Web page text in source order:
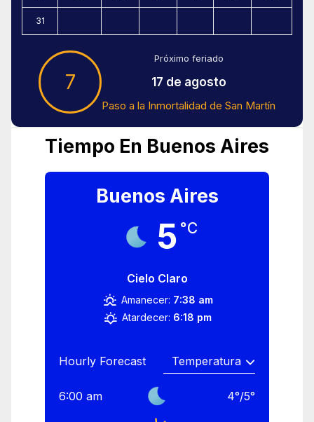
31
7
Próximo feriado
17 de agosto
Paso a la Inmortalidad de San Martín
Tiempo En Buenos Aires
Buenos Aires
5 °C
Cielo Claro
Amanecer: 7:38 am
Atardecer: 6:18 pm
Hourly Forecast
6:00 am 4°/5°